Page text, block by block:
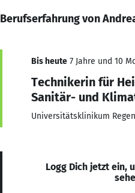
Berufserfahrung von
Bis heute 7 Jahre und 10
Technikerin für
Sanitär- und
Universitätsklinikum
Logg Dich jetzt ein,